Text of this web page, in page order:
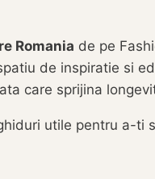
Romania de pe
de inspiratie si
care sprijina
utile pentru a-